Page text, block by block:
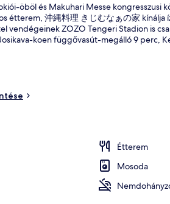
öböl és Makuhari Messe kongresszusi
étterem, 沖縄料理 きじむなぁの家 kínálja
vendégeinek ZOZO Tengeri Stadion is
koen függővasút-megálló 9 perc,
Étterem
Mosoda